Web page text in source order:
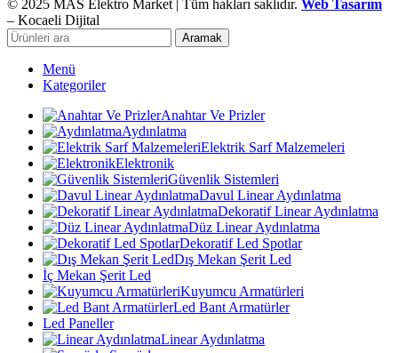
© 2025 MAS Elektro Market | Tüm hakları saklıdır. Web Tasarım
– Kocaeli Dijital
Aramak
Menü
Kategoriler
Anahtar Ve Prizler
Aydınlatma
Elektrik Sarf Malzemeleri
Elektronik
Güvenlik Sistemleri
Davul Linear Aydınlatma
Dekoratif Linear Aydınlatma
Düz Linear Aydınlatma
Dekoratif Led Spotlar
Dış Mekan Şerit Led
İç Mekan Şerit Led
Kuyumcu Armatürleri
Led Bant Armatürler
Led Paneller
Linear Aydınlatma